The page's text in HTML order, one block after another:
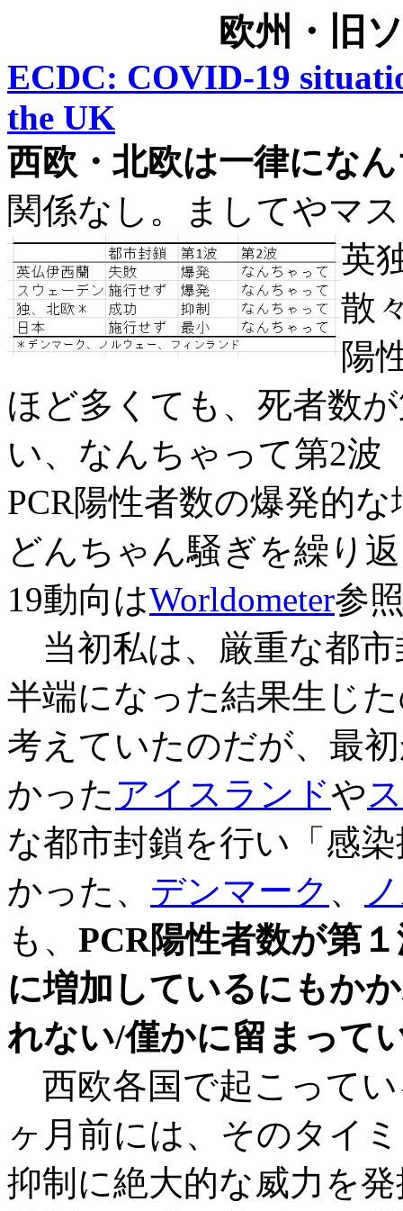
欧州・ 旧
ECDC: COVID-19
the UK
西欧・北欧は一律にな
関係なし。ましてやマ
英
散
陽
ほど多くても、死者数
い、なんちゃって第2波
PCR陽性者数の爆発的
どんちゃん騒ぎを繰り
19動向はWorldometer参
当初私は、厳重な都市
半端になった結果生じ
考えていたのだが、最
かった アイスランドや
な都市封鎖を行い「感
かった、 デンマーク 、
も、 PCR陽性者数が第
に増加しているにもか
れない/僅かに留まって
西欧各国で起こって
ヶ月前には、そのタイ
抑制に絶大的な威力を